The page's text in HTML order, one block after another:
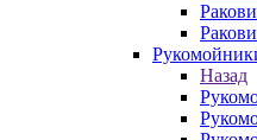
Назад